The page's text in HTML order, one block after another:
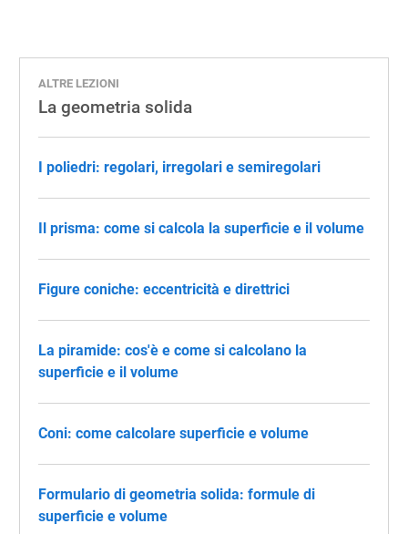
ALTRE LEZIONI
La geometria solida
I poliedri: regolari, irregolari e semiregolari
Il prisma: come si calcola la superficie e il volume
Figure coniche: eccentricità e direttrici
La piramide: cos'è e come si calcolano la
superficie e il volume
Coni: come calcolare superficie e volume
Formulario di geometria solida: formule di
superficie e volume